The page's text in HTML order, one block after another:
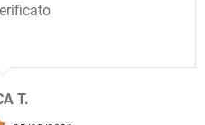
T.